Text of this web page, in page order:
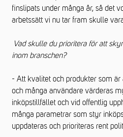
finslipats under många år, så det
arbetssätt vi nu tar fram skulle
Vad skulle du prioritera för att
inom branschen?
- Att kvalitet och produkter som
och många användare värderas
inköpstillfället och vid offentlig
många parametrar som styr
uppdateras och prioriteras rent